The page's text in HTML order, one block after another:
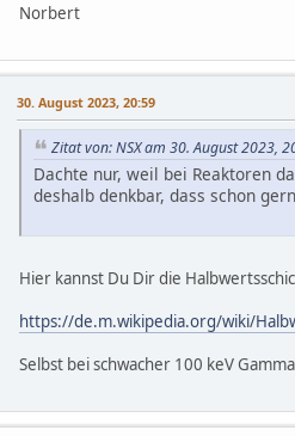
Norbert
30. August 2023, 20:59
Zitat von: NSX am 30. August 2023,
Dachte nur, weil bei Reaktoren
deshalb denkbar, dass schon
Hier kannst Du Dir die
https://de.m.wikipedia.org/wiki/
Selbst bei schwacher 100 keV